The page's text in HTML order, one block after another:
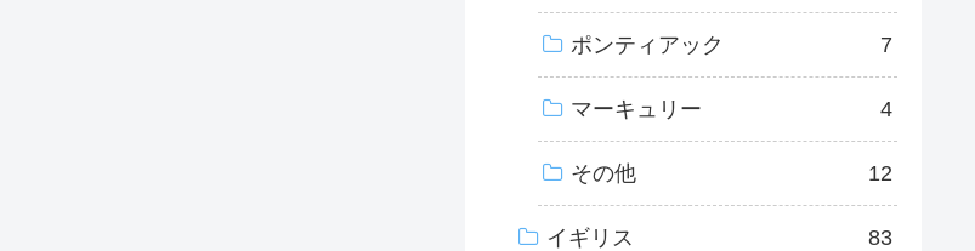
ポンティアック 7
マーキュリー 4
その他 12
イギリス 83